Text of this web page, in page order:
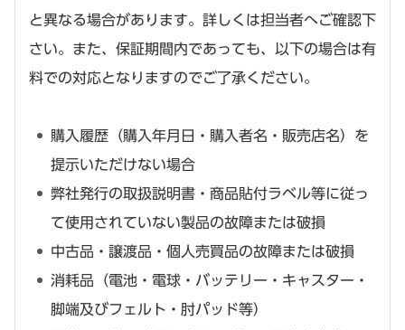
と異なる場合があります。詳しくは担当者へご確認下
さい。また、保証期間内であっても、以下の場合は有
料での対応となりますのでご了承ください。
購入履歴（購入年月日・購入者名・販売店名）を
提示いただけない場合
弊社発行の取扱説明書・商品貼付ラベル等に従っ
て使用されていない製品の故障または破損
中古品・譲渡品・個人売買品の故障または破損
消耗品（電池・電球・バッテリー・キャスター・
脚端及びフェルト・肘パッド等）